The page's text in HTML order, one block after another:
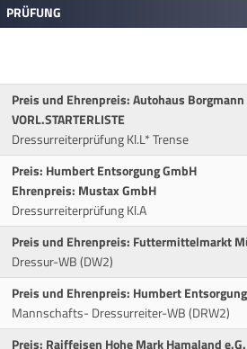
PRÜFUNG
Preis und Ehrenpreis: Autohaus Borgmann
VORL.STARTERLISTE
Dressurreiterprüfung Kl.L* Trense
Preis: Humbert Entsorgung GmbH
Ehrenpreis: Mustax GmbH
Dressurreiterprüfung Kl.A
Preis und Ehrenpreis: Futtermittelmarkt
Dressur-WB (DW2)
Preis und Ehrenpreis: Humbert
Mannschafts- Dressurreiter-WB (DRW2)
Preis: Raiffeisen Hohe Mark Hamaland e.G.